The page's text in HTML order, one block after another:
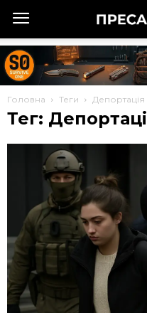
Головна Теги Депортація
Тег: